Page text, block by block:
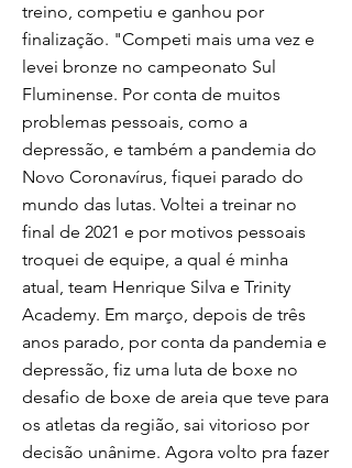
treino, competiu e ganhou por
finalização. "Competi mais uma vez e
levei bronze no campeonato Sul
Fluminense. Por conta de muitos
problemas pessoais, como a
depressão, e também a pandemia do
Novo Coronavírus, fiquei parado do
mundo das lutas. Voltei a treinar no
final de 2021 e por motivos pessoais
troquei de equipe, a qual é minha
atual, team Henrique Silva e Trinity
Academy. Em março, depois de três
anos parado, por conta da pandemia e
depressão, fiz uma luta de boxe no
desafio de boxe de areia que teve para
os atletas da região, sai vitorioso por
decisão unânime. Agora volto pra fazer